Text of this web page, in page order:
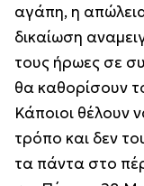
αγάπη, η
δικαίωση
τους ήρωες σε
θα καθορίσουν
Κάποιοι θέλουν
τρόπο και δεν
τα πάντα στο